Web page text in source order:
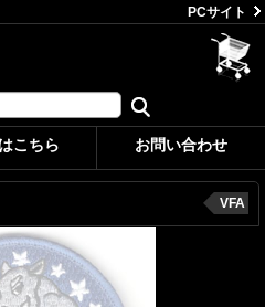
PCサイト
こちら お問い合わせ
VFA